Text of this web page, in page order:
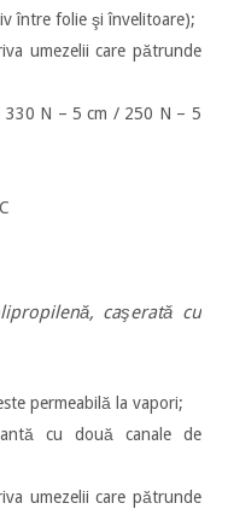
între folie şi învelitoare);
umezelii care pătrunde
330 N – 5 cm / 250 N – 5
caşerată cu
permeabilă la vapori;
cu două canale de
umezelii care pătrunde